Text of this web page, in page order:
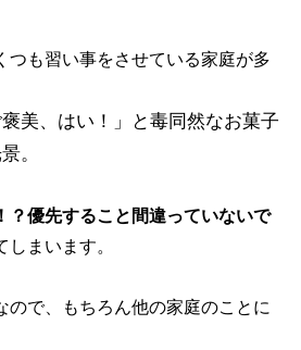
つも習い事をさせている家庭が多
美、はい！」と毒同然なお菓子
。
？優先すること間違っていないで
まいます。
ので、もちろん他の家庭のことに